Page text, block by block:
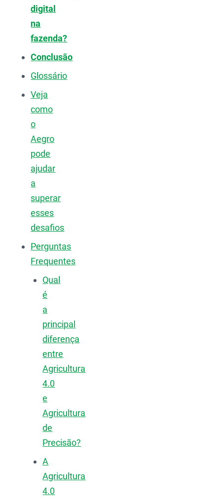
digital
na
fazenda?
Conclusão
Glossário
Veja
como
o
Aegro
pode
ajudar
a
superar
esses
desafios
Perguntas
Frequentes
Qual
é
a
principal
diferença
entre
Agricultura
4.0
e
Agricultura
de
Precisão?
A
Agricultura
4.0